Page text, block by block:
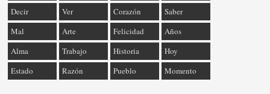
Decir
Ver Corazón
Saber
Mal
Arte Felicidad
Años
Alma
Trabajo Historia
Hoy
Estado
Razón Pueblo Momento